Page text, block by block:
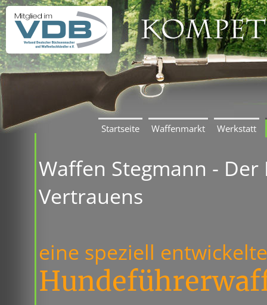
Startseite Waffenmarkt Werkstatt
Waffen Stegmann -
Vertrauens
eine speziell entwickelte